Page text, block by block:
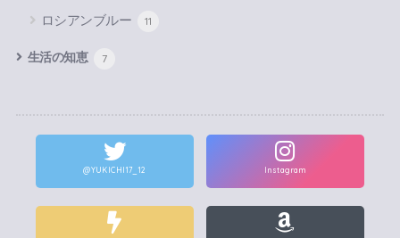
ロシアンブルー 11
生活の知恵 7
@YUKICHI17_12 Instagram